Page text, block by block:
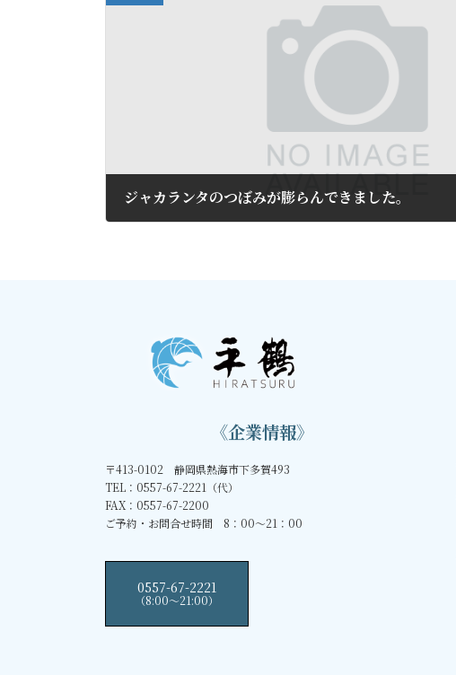
ジャカランタのつぼみが膨らんできました。
《企業情報》
〒413-0102 静岡県熱海市下多賀493
TEL：0557-67-2221（代）
FAX：0557-67-2200
ご予約・お問合せ時間 8：00～21：00
0557-67-2221
（8:00〜21:00）